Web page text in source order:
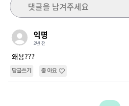
댓글을 남겨주세요
익명
2년 전
왜용???
답글쓰기 좋아요